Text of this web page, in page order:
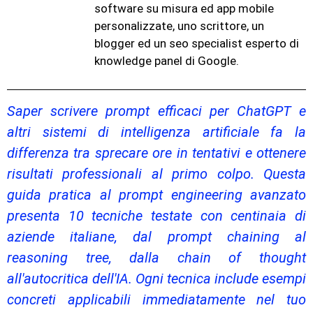
software su misura ed app mobile
personalizzate, uno scrittore, un
blogger ed un seo specialist esperto di
knowledge panel di Google.
Saper scrivere prompt efficaci per ChatGPT e
altri sistemi di intelligenza artificiale fa la
differenza tra sprecare ore in tentativi e ottenere
risultati professionali al primo colpo. Questa
guida pratica al prompt engineering avanzato
presenta 10 tecniche testate con centinaia di
aziende italiane, dal prompt chaining al
reasoning tree, dalla chain of thought
all'autocritica dell'IA. Ogni tecnica include esempi
concreti applicabili immediatamente nel tuo